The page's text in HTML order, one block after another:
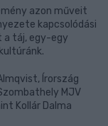
azon műveit
kapcsolódási
a táj, egy-egy
Írország
MJV
Kollár Dalma